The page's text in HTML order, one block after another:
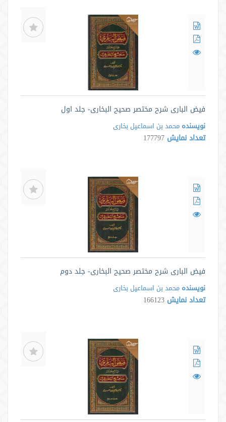
فیض الباری شرح مختصر صحیح البخاری- جلد اول
نویسنده محمد بن اسماعیل بخاری
تعداد نمایش 177797
فیض الباری شرح مختصر صحیح البخاری- جلد دوم
نویسنده محمد بن اسماعیل بخاری
تعداد نمایش 166123